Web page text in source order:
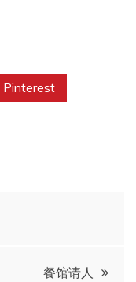
Pinterest
餐馆请人